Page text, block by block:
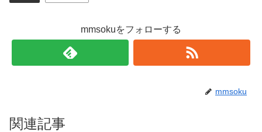
mmsokuをフォローする
mmsoku
関連記事